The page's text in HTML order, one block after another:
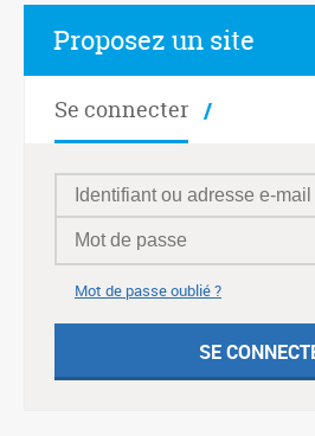
Proposez un site
Se connecter
Mot de passe oublié ?